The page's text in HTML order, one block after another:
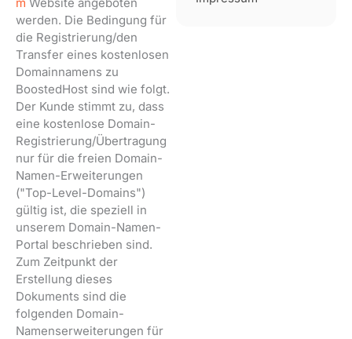
werden. Die Bedingung für
die Registrierung/den
Transfer eines kostenlosen
Domainnamens zu
BoostedHost sind wie folgt.
Der Kunde stimmt zu, dass
eine kostenlose Domain-
Registrierung/Übertragung
nur für die freien Domain-
Namen-Erweiterungen
("Top-Level-Domains")
gültig ist, die speziell in
unserem Domain-Namen-
Portal beschrieben sind.
Zum Zeitpunkt der
Erstellung dieses
Dokuments sind die
folgenden Domain-
Namenserweiterungen für